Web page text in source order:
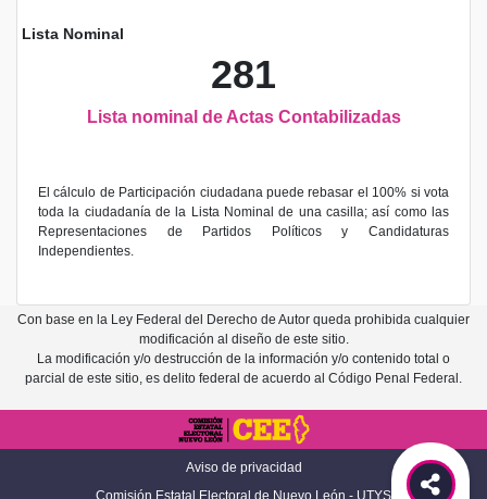
Lista Nominal
281
Lista nominal de Actas Contabilizadas
El cálculo de Participación ciudadana puede rebasar el 100% si vota
toda la ciudadanía de la Lista Nominal de una casilla; así como las
Representaciones de Partidos Políticos y Candidaturas
Independientes.
Con base en la Ley Federal del Derecho de Autor queda prohibida cualquier
modificación al diseño de este sitio.
La modificación y/o destrucción de la información y/o contenido total o
parcial de este sitio, es delito federal de acuerdo al Código Penal Federal.
Aviso de privacidad
Comisión Estatal Electoral de Nuevo León - UTYS